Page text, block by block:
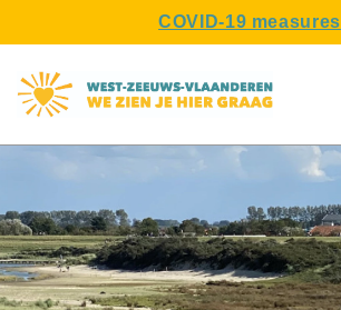
COVID-19 measures